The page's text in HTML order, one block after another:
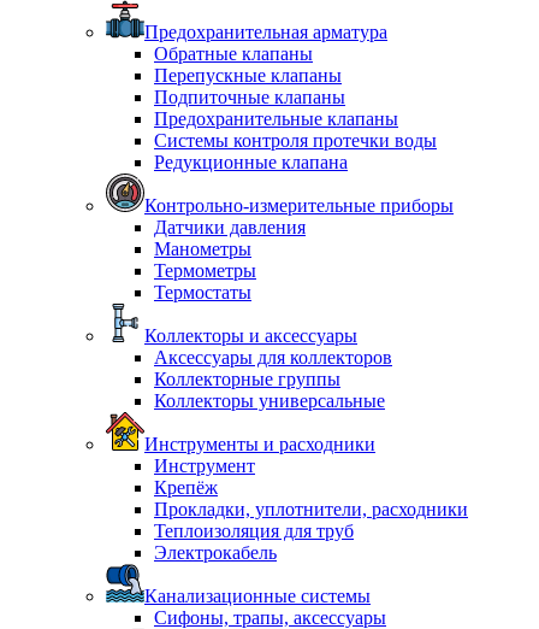
Предохранительная арматура
Обратные клапаны
Перепускные клапаны
Подпиточные клапаны
Предохранительные клапаны
Системы контроля протечки воды
Редукционные клапана
Контрольно-измерительные приборы
Датчики давления
Манометры
Термометры
Термостаты
Коллекторы и аксессуары
Аксессуары для коллекторов
Коллекторные группы
Коллекторы универсальные
Инструменты и расходники
Инструмент
Крепёж
Прокладки, уплотнители, расходники
Теплоизоляция для труб
Электрокабель
Канализационные системы
Сифоны, трапы, аксессуары